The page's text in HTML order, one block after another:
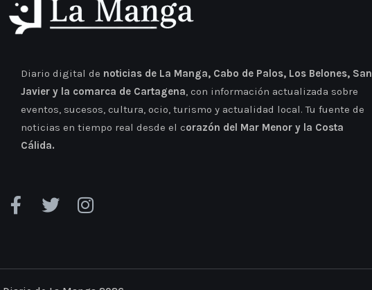
Diario digital de noticias de La Manga, Cabo de Palos, Los Belones, San
Javier y la comarca de Cartagena, con información actualizada sobre
eventos, sucesos, cultura, ocio, turismo y actualidad local. Tu fuente de
noticias en tiempo real desde el corazón del Mar Menor y la Costa
Cálida.